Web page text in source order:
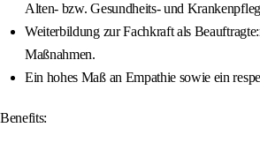
Alten- bzw. Gesundheits- und
Weiterbildung zur Fachkraft als
Maßnahmen.
Ein hohes Maß an Empathie sowie ein
Benefits: